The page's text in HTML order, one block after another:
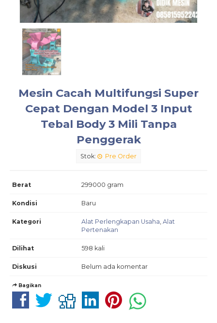
Mesin Cacah Multifungsi Super
Cepat Dengan Model 3 Input
Tebal Body 3 Mili Tanpa
Penggerak
Stok: Pre Order
Berat 299000 gram
Kondisi Baru
Kategori Alat Perlengkapan Usaha, Alat
Pertenakan
Dilihat 598 kali
Diskusi Belum ada komentar
Bagikan